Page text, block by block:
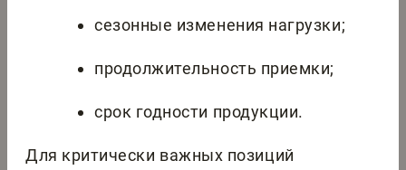
сезонные изменения нагрузки;
продолжительность приемки;
срок годности продукции.
Для критически важных позиций